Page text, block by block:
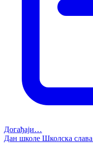
Догађаји…
Дан школе Школска слава